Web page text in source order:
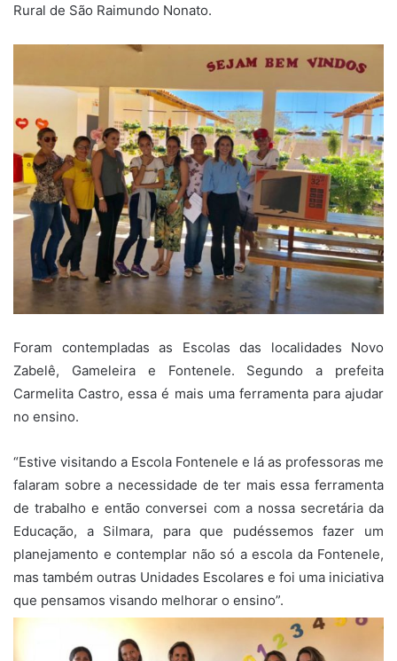
Rural de São Raimundo Nonato.
Foram contempladas as Escolas das localidades Novo
Zabelê, Gameleira e Fontenele. Segundo a prefeita
Carmelita Castro, essa é mais uma ferramenta para ajudar
no ensino.
“Estive visitando a Escola Fontenele e lá as professoras me
falaram sobre a necessidade de ter mais essa ferramenta
de trabalho e então conversei com a nossa secretária da
Educação, a Silmara, para que pudéssemos fazer um
planejamento e contemplar não só a escola da Fontenele,
mas também outras Unidades Escolares e foi uma iniciativa
que pensamos visando melhorar o ensino”.